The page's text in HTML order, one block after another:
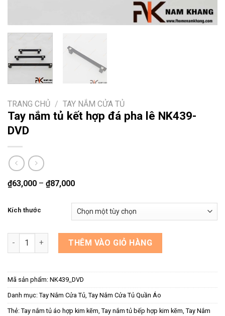
TRANG CHỦ / TAY NẮM CỬA TỦ
Tay nắm tủ kết hợp đá pha lê NK439-
DVD
₫63,000 – ₫87,000
Kích thước
Tay nắm tủ kết hợp đá pha lê NK439-DVD số lượng
THÊM VÀO GIỎ HÀNG
Mã sản phẩm: NK439_DVD
Danh mục: Tay Nắm Cửa Tủ Tay Nắm Cửa Tủ Quần Áo
Thẻ: Tay nắm tủ áo hợp kim kẽm Tay nắm tủ bếp hợp kim kẽm Tay Nắm